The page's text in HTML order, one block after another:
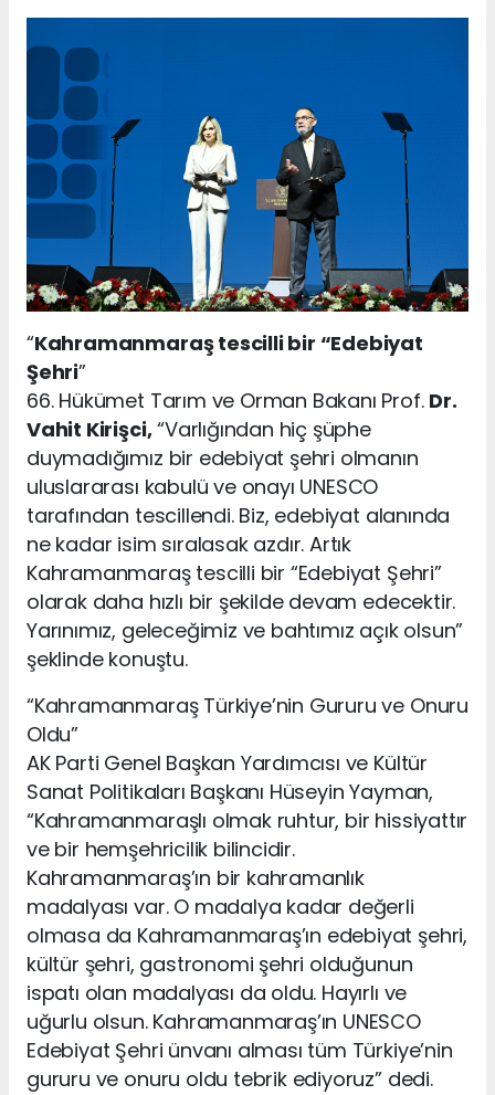
“Kahramanmaraş tescilli bir “Edebiyat
Şehri”
66. Hükümet Tarım ve Orman Bakanı Prof. Dr.
Vahit Kirişci,“Varlığından hiç şüphe
duymadığımız bir edebiyat şehri olmanın
uluslararası kabulü ve onayı UNESCO
tarafından tescillendi. Biz, edebiyat alanında
ne kadar isim sıralasak azdır. Artık
Kahramanmaraş tescilli bir “Edebiyat Şehri”
olarak daha hızlı bir şekilde devam edecektir.
Yarınımız, geleceğimiz ve bahtımız açık olsun”
şeklinde konuştu.
“Kahramanmaraş Türkiye’nin Gururu ve Onuru
Oldu”
AK Parti Genel Başkan Yardımcısı ve Kültür
Sanat Politikaları Başkanı Hüseyin Yayman,
“Kahramanmaraşlı olmak ruhtur, bir hissiyattır
ve bir hemşehricilik bilincidir.
Kahramanmaraş’ın bir kahramanlık
madalyası var. O madalya kadar değerli
olmasa da Kahramanmaraş’ın edebiyat şehri,
kültür şehri, gastronomi şehri olduğunun
ispatı olan madalyası da oldu. Hayırlı ve
uğurlu olsun. Kahramanmaraş’ın UNESCO
Edebiyat Şehri ünvanı alması tüm Türkiye’nin
gururu ve onuru oldu tebrik ediyoruz” dedi.